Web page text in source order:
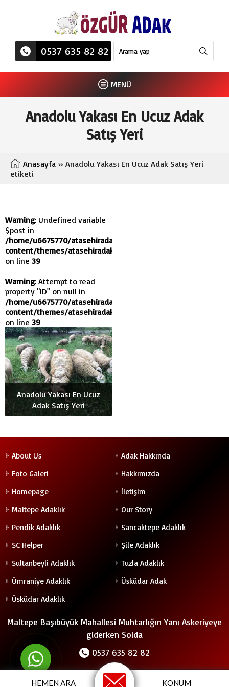
HEMEN ARA KONUM
0537 635 82 82
MENÜ
Anadolu Yakası En Ucuz Adak
Satış Yeri
Anasayfa » Anadolu Yakası En Ucuz Adak Satış Yeri
etiketi
Warning: Undefined variable
$post in
/home/u6675770/atasehiradak.com/wp-
content/themes/atasehiradaklik/functions.php
on line 39
Warning: Attempt to read
property "ID" on null in
/home/u6675770/atasehiradak.com/wp-
content/themes/atasehiradaklik/functions.php
on line 39
Anadolu Yakası En Ucuz
Adak Satış Yeri
About Us
Adak Hakkında
Foto Galeri
Hakkımızda
Homepage
İletişim
Maltepe Adaklık
Our Story
Pendik Adaklık
Sancaktepe Adaklık
SC Helper
Şile Adaklık
Sultanbeyli Adaklık
Tuzla Adaklık
Ümraniye Adaklık
Üsküdar Adak
Üsküdar Adaklık
Maltepe Başıbüyük Mahallesi Muhtarlığın Yanı Askeriyeye
giderken Solda
0537 635 82 82
©2021 Adak Kurbanlık Satış Merkezi 0537 635 82 82